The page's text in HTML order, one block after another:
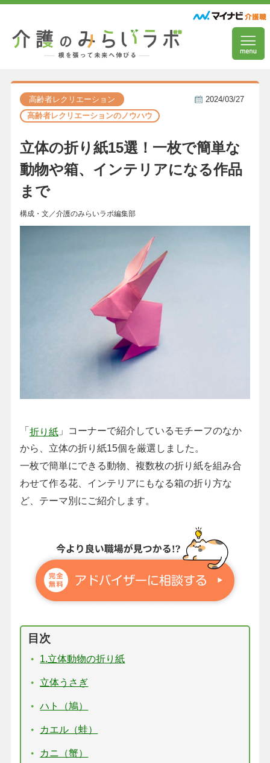
高齢者レクリエーション
高齢者レクリエーションのノウハウ
2024/03/27
立体の折り紙15選！一枚で簡単な
動物や箱、インテリアになる作品
まで
構成・文／介護のみらいラボ編集部
「 折り紙」コーナーで紹介しているモチーフのなか
から、立体の折り紙15個を厳選しました。
一枚で簡単にできる動物、複数枚の折り紙を組み合
わせて作る花、インテリアにもなる箱の折り方な
ど、テーマ別にご紹介します。
目次
1.立体動物の折り紙
立体うさぎ
ハト（鳩）
カエル（蛙）
カニ（蟹）